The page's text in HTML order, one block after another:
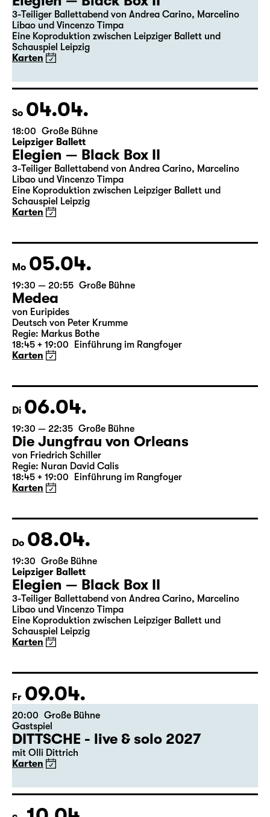
19:30 Große Bühne
Premiere
Leipziger Ballett
Elegien — Black Box II
3-Teiliger Ballettabend von Andrea Carino, Marcelino
Eine Koproduktion zwischen Leipziger Ballett und
Schauspiel Leipzig
Karten
So 04.04.
18:00 Große Bühne
Leipziger Ballett
Elegien — Black Box II
3-Teiliger Ballettabend von Andrea Carino, Marcelino
Schauspiel Leipzig
Karten
Mo 05.04.
19:30 — 20:55 Große Bühne
Medea
von Euripides
18:45 + 19:00 Einführung im Rangfoyer
Karten
Di 06.04.
19:30 — 22:35 Große Bühne
Die Jungfrau von Orleans
18:45 + 19:00 Einführung im Rangfoyer
Karten
Do 08.04.
19:30 Große Bühne
Leipziger Ballett
Elegien — Black Box II
3-Teiliger Ballettabend von Andrea Carino, Marcelino
Schauspiel Leipzig
Karten
Fr 09.04.
20:00
Große Bühne
Gastspiel
DITTSCHE - live & solo 2027
mit Olli Dittrich
Karten